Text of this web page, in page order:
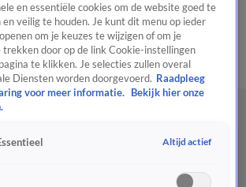
InsideDe OranjezomerShopUitzending
en essentiële cookies om de website goed te
veilig te houden. Je kunt dit menu op ieder
om je keuzes te wijzigen of om je
door op de link Cookie-instellingen
te klikken. Je selecties zullen overal
Diensten worden doorgevoerd. Raadpleeg
voor meer informatie.
Bekijk hier onze
Altijd actief